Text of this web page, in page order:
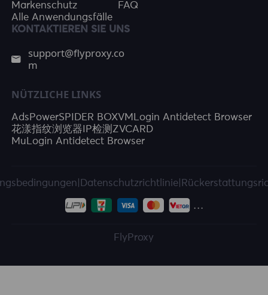
Markenschutz
Alle Anwendungsfälle
FAQ
KONTAKTIEREN SIE UNS
support@flyproxy.co
m
NÜTZLICHE LINKS
AdsPowerSPIDER BOXVMLogin Antidetect Browser
花漾指纹浏览器 IP检测 ZVCARD
MuLogin Antidetect Browser
FlyProxy
Datenschutzrichtlinie|